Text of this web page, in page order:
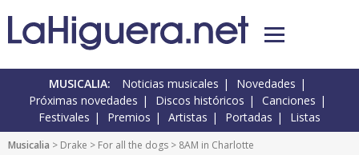
MUSICALIA: Noticias musicales
Novedades
Próximas novedades
Discos históricos
Canciones
Festivales
Premios Artistas Portadas Listas
Musicalia > Drake > For all the dogs > 8AM in Charlotte